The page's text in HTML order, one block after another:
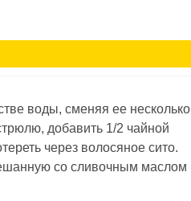
воды, сменяя ее несколько
добавить 1/2 чайной
через волосяное сито.
со сливочным маслом